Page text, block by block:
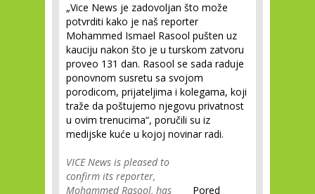
„Vice News je zadovoljan što može
potvrditi kako je naš reporter
Mohammed Ismael Rasool pušten uz
kauciju nakon što je u turskom zatvoru
proveo 131 dan. Rasool se sada raduje
ponovnom susretu sa svojom
porodicom, prijateljima i kolegama, koji
traže da poštujemo njegovu privatnost
u ovim trenucima“, poručili su iz
medijske kuće u kojoj novinar radi.
VICE News is pleased to
confirm its reporter,
Mohammed Rasool, has
Pored